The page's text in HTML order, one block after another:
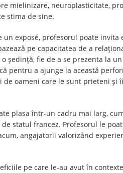
mielinizare, neuroplasticitate,
stima de sine.
exposé, profesorul poate
pe capacitatea de a
ședință, fie de a se prezenta la
pentru a ajunge la această
oameni care le sunt prieteni și
plasa într-un cadru mai larg,
statul francez. Profesorul le
angajatorii valorizând
pe care le-au avut în